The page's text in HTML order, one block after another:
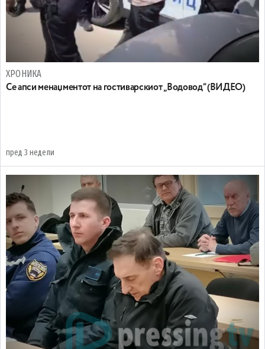
ХРОНИКА
Се апси менаџментот на гостиварскиот „Водовод“ (ВИДЕО)
пред 3 недели